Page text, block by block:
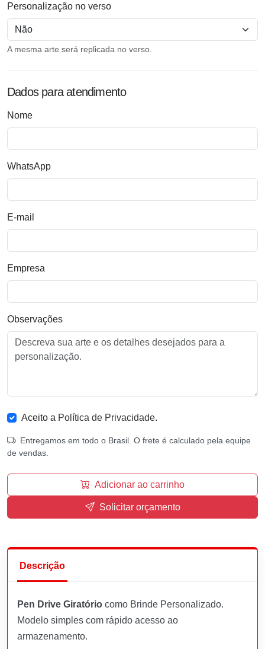
Personalização no verso
A mesma arte será replicada no verso.
Dados para atendimento
Nome
WhatsApp
E-mail
Empresa
Observações
Aceito a Política de Privacidade.
Entregamos em todo o Brasil. O frete é calculado pela equipe
de vendas.
Adicionar ao carrinho
Solicitar orçamento
Descrição
Pen Drive Giratório como Brinde Personalizado.
Modelo simples com rápido acesso ao
armazenamento.